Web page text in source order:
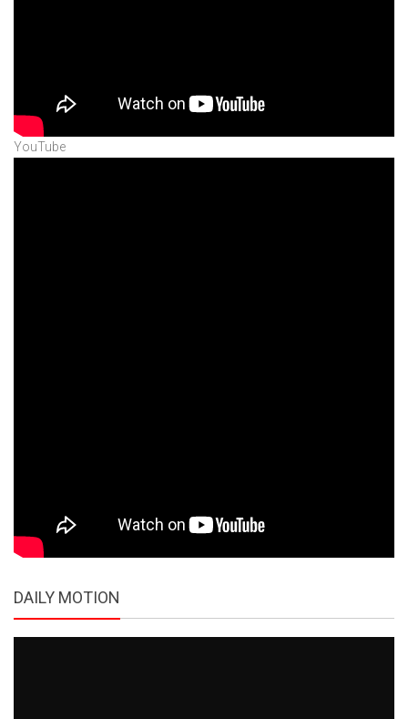
YouTube
DAILY MOTION